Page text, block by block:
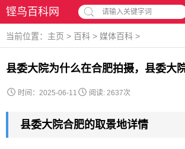
铿鸟百科网 请输入关键字词
当前位置： 主页 > 百科 > 媒体百科 >
县委大院为什么在合肥拍摄，县委大
时间：2025-06-11 阅读: 2637次
县委大院合肥的取景地详情